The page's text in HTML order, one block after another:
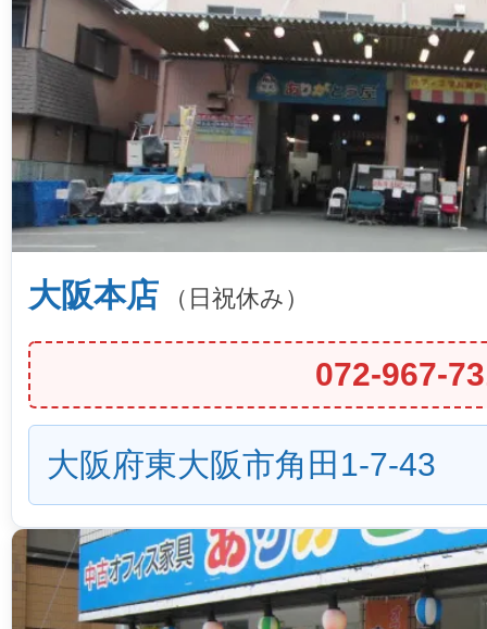
大阪本店 （日祝休み）
072-967-
大阪府東大阪市角田1-7-43